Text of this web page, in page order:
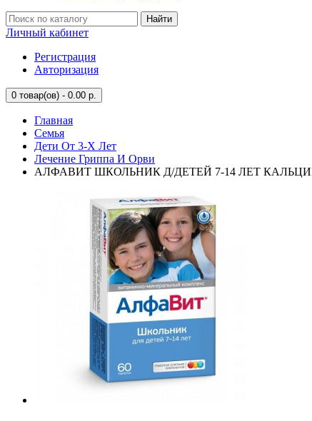
Найти
Личный кабинет
Регистрация
Авторизация
0 товар(ов) - 0.00 р.
Главная
Семья
Дети От 3-Х Лет
Лечение Гриппа И Орви
АЛФАВИТ ШКОЛЬНИК Д/ДЕТЕЙ 7-14 ЛЕТ